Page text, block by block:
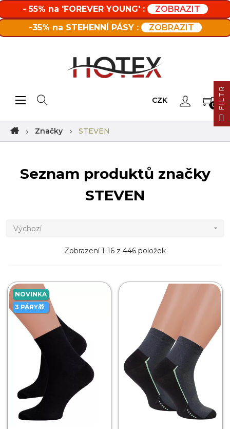
- 55% na 'FOREVER YOUNG' :
ZOBRAZIT
-35% na STEHENNÍ PÁSY :
ZOBRAZIT
Toggle navigation
☰ CZK
0
Značky STEVEN
Seznam produktů značky
STEVEN
Výchozí 
Zobrazení 1-16 z 446 položek
NOVINKA
3 PÁRY🎁
FILTR